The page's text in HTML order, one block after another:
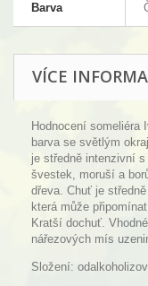
Barva
VÍCE
Hodnocení someliéra
barva se světlým
je středně intenzivní
švestek, moruší a
dřeva. Chuť je
která může
Kratší dochuť.
nářezových mís
Složení: